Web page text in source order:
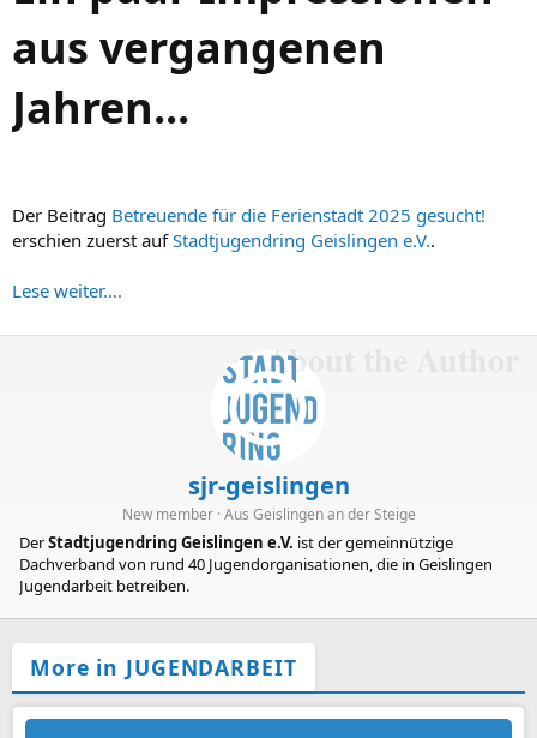
aus vergangenen
Jahren...
Der Beitrag Betreuende für die Ferienstadt 2025 gesucht!
erschien zuerst aufStadtjugendring Geislingen e.V..
Lese weiter....
About the Author
sjr-geislingen
New member ·Aus Geislingen an der Steige
DerStadtjugendring Geislingen e.V. ist der gemeinnützige
Dachverband von rund 40 Jugendorganisationen, die in Geislingen
Jugendarbeit betreiben.
More in JUGENDARBEIT